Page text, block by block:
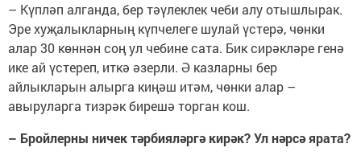
– Күпләп алганда, бер тәүлеклек чеби алу отышлырак.
Эре хуҗалыкларның күпчелеге шулай үстерә, чөнки
алар 30 көннән соң ул чебине сата. Бик сирәкләре генә
ике ай үстереп, иткә әзерли. Ә казларны бер
айлыкларын алырга киңәш итәм, чөнки алар –
авыруларга тизрәк бирешә торган кош.
– Бройлерны ничек тәрбияләргә кирәк? Ул нәрсә ярата?